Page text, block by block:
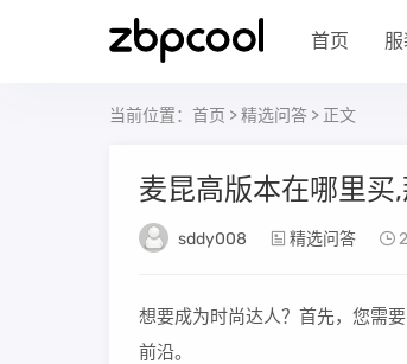
首页
当前位置： 首页 >精选问答 > 正文
麦昆高版本在哪里买
sddy008 精选问答
想要成为时尚达人？首先，您需
前沿。